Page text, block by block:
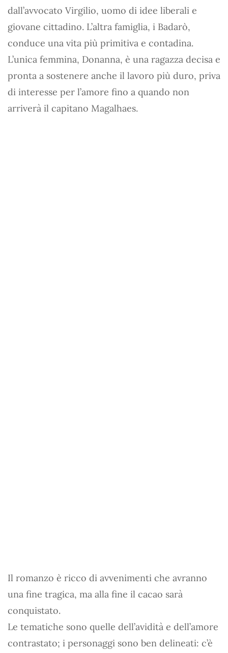
dall’avvocato Virgilio, uomo di idee liberali e
giovane cittadino. L’altra famiglia, i Badarò,
conduce una vita più primitiva e contadina.
L’unica femmina, Donanna, è una ragazza decisa e
pronta a sostenere anche il lavoro più duro, priva
di interesse per l’amore fino a quando non
arriverà il capitano Magalhaes.
Il romanzo è ricco di avvenimenti che avranno
una fine tragica, ma alla fine il cacao sarà
conquistato.
Le tematiche sono quelle dell’avidità e dell’amore
contrastato; i personaggi sono ben delineati: c’è